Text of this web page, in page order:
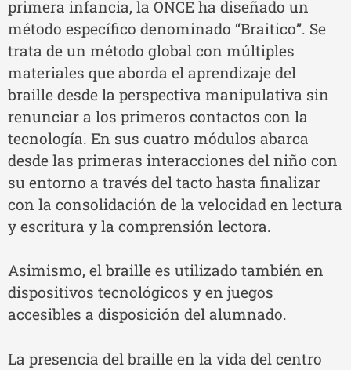
primera infancia, la ONCE ha diseñado un
método específico denominado “Braitico”. Se
trata de un método global con múltiples
materiales que aborda el aprendizaje del
braille desde la perspectiva manipulativa sin
renunciar a los primeros contactos con la
tecnología. En sus cuatro módulos abarca
desde las primeras interacciones del niño con
su entorno a través del tacto hasta finalizar
con la consolidación de la velocidad en lectura
y escritura y la comprensión lectora.
Asimismo, el braille es utilizado también en
dispositivos tecnológicos y en juegos
accesibles a disposición del alumnado.
La presencia del braille en la vida del centro